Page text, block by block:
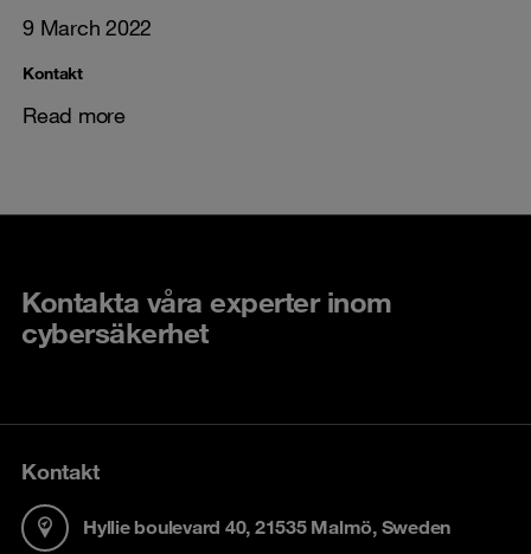
9 March 2022
Kontakt
Read more
Kontakta våra experter inom
cybersäkerhet
Kontakt
Hyllie boulevard 40, 21535 Malmö, Sweden